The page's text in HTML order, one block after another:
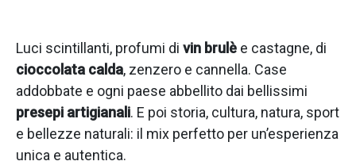
Luci scintillanti, profumi di vin brulè e castagne, di
cioccolata calda, zenzero e cannella. Case
addobbate e ogni paese abbellito dai bellissimi
presepi artigianali. E poi storia, cultura, natura, sport
e bellezze naturali: il mix perfetto per un’esperienza
unica e autentica.